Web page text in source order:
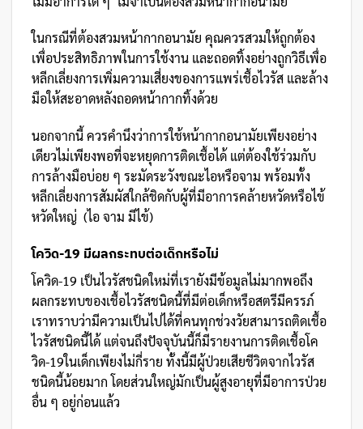
ในกรณีที่ต้องสวมหน้ากากอนามัย คุณควรสวมให้ถูกต้อง
เพื่อประสิทธิภาพในการใช้งาน และถอดทิ้งอย่างถูกวิธีเพื่อ
หลีกเลี่ยงการเพิ่มความเสี่ยงของการแพร่เชื้อไวรัส และล้าง
มือให้สะอาดหลังถอดหน้ากากทิ้งด้วย
นอกจากนี้ ควรคำนึงว่าการใช้หน้ากากอนามัยเพียงอย่าง
เดียวไม่เพียงพอที่จะหยุดการติดเชื้อได้ แต่ต้องใช้ร่วมกับ
การล้างมือบ่อย ๆ ระมัดระวังขณะไอหรือจาม พร้อมทั้ง
หลีกเลี่ยงการสัมผัสใกล้ชิดกับผู้ที่มีอาการคล้ายหวัดหรือไข้
หวัดใหญ่ (ไอ จาม มีไข้)
โควิด-19 มีผลกระทบต่อเด็กหรือไม่
โควิด-19 เป็นไวรัสชนิดใหม่ที่เรายังมีข้อมูลไม่มากพอถึง
ผลกระทบของเชื้อไวรัสชนิดนี้ที่มีต่อเด็กหรือสตรีมีครรภ์
เราทราบว่ามีความเป็นไปได้ที่คนทุกช่วงวัยสามารถติดเชื้อ
ไวรัสชนิดนี้ได้ แต่จนถึงปัจจุบันนี้ก็มีรายงานการติดเชื้อโค
วิด-19ในเด็กเพียงไม่กี่ราย ทั้งนี้มีผู้ป่วยเสียชีวิตจากไวรัส
ชนิดนี้น้อยมาก โดยส่วนใหญ่มักเป็นผู้สูงอายุที่มีอาการป่วย
อื่น ๆ อยู่ก่อนแล้ว